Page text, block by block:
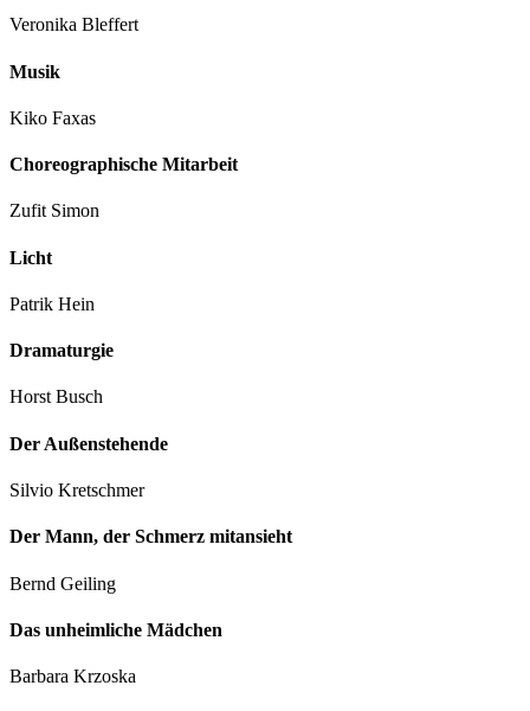
Veronika Bleffert
Musik
Kiko Faxas
Choreographische Mitarbeit
Zufit Simon
Licht
Patrik Hein
Dramaturgie
Horst Busch
Der Außenstehende
Silvio Kretschmer
Der Mann, der Schmerz mitansieht
Bernd Geiling
Das unheimliche Mädchen
Barbara Krzoska